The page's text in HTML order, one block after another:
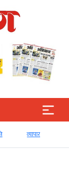
व्‍यापार